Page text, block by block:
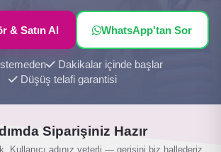
& Satın Al WhatsApp'tan Sor
Dakikalar içinde başlar
Düşüş telafi garantisi
Siparişiniz Hazır
Kullanıcı adınız yeterli — gerisini biz hallederiz.